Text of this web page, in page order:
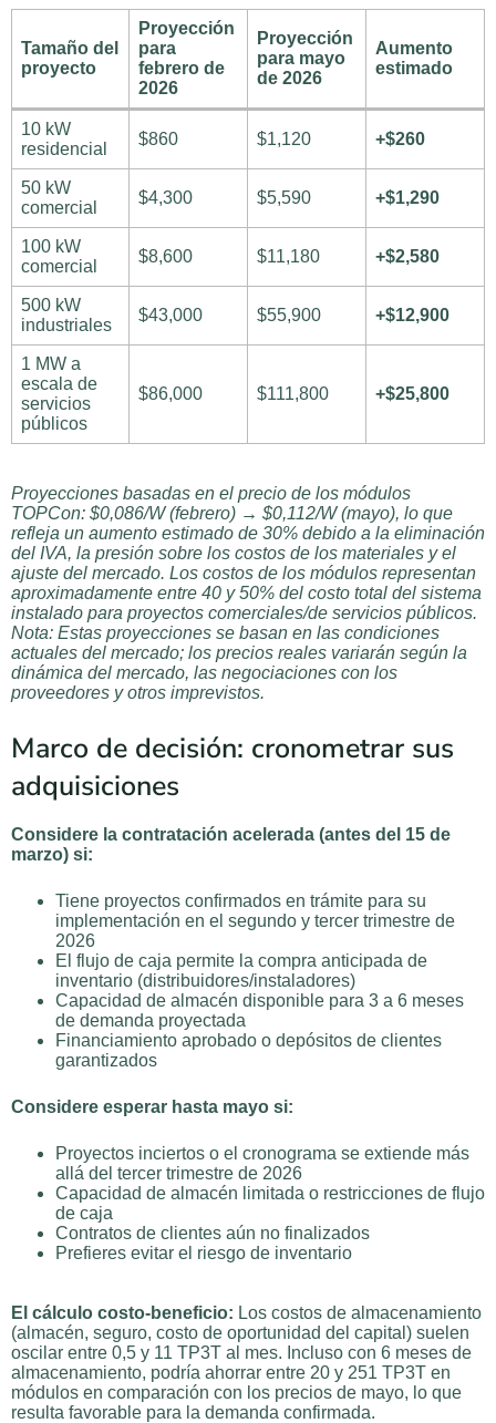
Tamaño del
proyecto
Proyección
para
febrero de
2026
Proyección
para mayo
de 2026
Aumento
estimado
10 kW
residencial
$860 $1,120 +$260
50 kW
comercial
$4,300 $5,590 +$1,290
100 kW
comercial
$8,600 $11,180 +$2,580
500 kW
industriales
$43,000 $55,900 +$12,900
1 MW a
escala de
servicios
públicos
$86,000 $111,800 +$25,800
Proyecciones basadas en el precio de los módulos
TOPCon: $0,086/W (febrero) → $0,112/W (mayo), lo que
refleja un aumento estimado de 30% debido a la eliminación
del IVA, la presión sobre los costos de los materiales y el
ajuste del mercado. Los costos de los módulos representan
aproximadamente entre 40 y 50% del costo total del sistema
instalado para proyectos comerciales/de servicios públicos.
Nota: Estas proyecciones se basan en las condiciones
actuales del mercado; los precios reales variarán según la
dinámica del mercado, las negociaciones con los
proveedores y otros imprevistos.
Marco de decisión: cronometrar sus
adquisiciones
Considere la contratación acelerada (antes del 15 de
marzo) si:
Tiene proyectos confirmados en trámite para su
implementación en el segundo y tercer trimestre de
2026
El flujo de caja permite la compra anticipada de
inventario (distribuidores/instaladores)
Capacidad de almacén disponible para 3 a 6 meses
de demanda proyectada
Financiamiento aprobado o depósitos de clientes
garantizados
Considere esperar hasta mayo si:
Proyectos inciertos o el cronograma se extiende más
allá del tercer trimestre de 2026
Capacidad de almacén limitada o restricciones de flujo
de caja
Contratos de clientes aún no finalizados
Prefieres evitar el riesgo de inventario
El cálculo costo-beneficio: Los costos de almacenamiento
(almacén, seguro, costo de oportunidad del capital) suelen
oscilar entre 0,5 y 11 TP3T al mes. Incluso con 6 meses de
almacenamiento, podría ahorrar entre 20 y 251 TP3T en
módulos en comparación con los precios de mayo, lo que
resulta favorable para la demanda confirmada.